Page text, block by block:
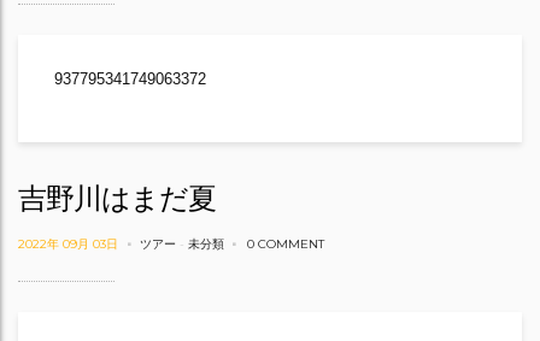
937795341749063372
吉野川はまだ夏
2022年 09月 03日 ツアー - 未分類 0 COMMENT